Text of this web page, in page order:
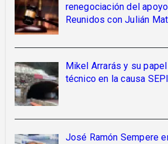
renegociación del
Reunidos con Julián
Mikel Arrarás y su
técnico en la causa
José Ramón Sempere